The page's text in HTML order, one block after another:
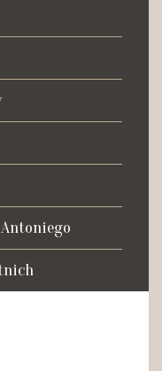
muzealnej:
684 406
27a
2000 0010